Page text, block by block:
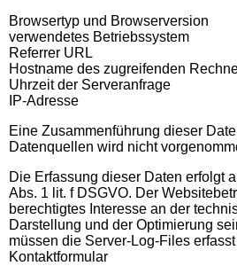
Browsertyp und Browserversion
verwendetes Betriebssystem
Referrer URL
Hostname des zugreifenden
Uhrzeit der Serveranfrage
IP-Adresse
Eine Zusammenführung dieser
Datenquellen wird nicht
Die Erfassung dieser Daten erfolgt
Abs. 1 lit. f DSGVO. Der
berechtigtes Interesse an der
Darstellung und der Optimierung
müssen die Server-Log-Files
Kontaktformular